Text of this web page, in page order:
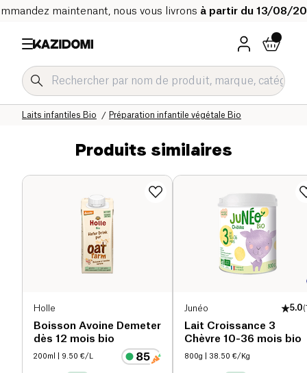
maintenant, nous vous livrons à partir du 13/08/
Préparation infantile végétale Bio
Laits infantiles Bio
Bébé & Enfant
Notre catalogue bio
Accueil
Produits similaires
Holle
Boisson Avoine Demeter
dès 12 mois bio
200ml | 9.50 €/L
Junéo 5.0(
Lait Croissance 3
Chèvre 10-36 mois bio
800g | 38.50 €/Kg